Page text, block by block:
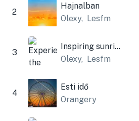
2
Hajnalban
Olexy, Lesfm
3
Inspiring sunrise
Olexy, Lesfm
4
Esti idő
Orangery